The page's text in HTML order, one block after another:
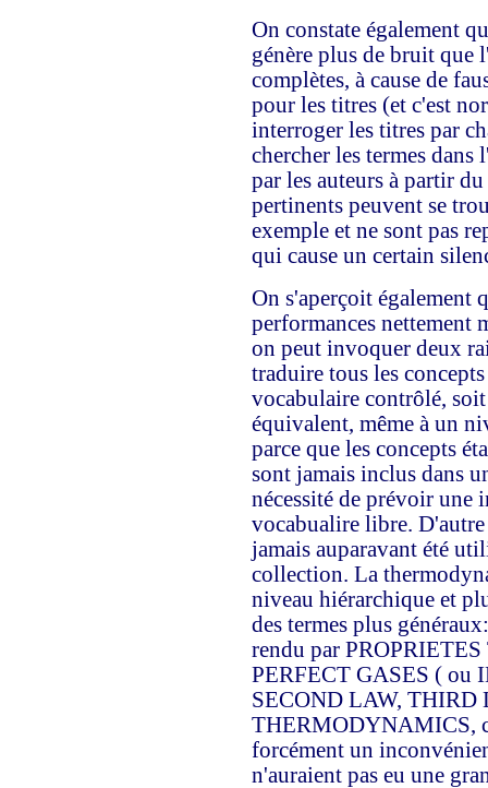
On constate également
génère plus de bruit que
complètes, à cause de
pour les titres (et c'est
interroger les titres par
chercher les termes
par les auteurs à partir
pertinents peuvent se
exemple et ne sont pas
qui cause un certain
On s'aperçoit également
performances nettement
on peut invoquer deux
traduire tous les
vocabulaire contrôlé,
équivalent, même à un
parce que les concepts
sont jamais inclus dans
nécessité de prévoir une
vocabualire libre.
jamais auparavant été
collection. La
niveau hiérarchique et
des termes plus
rendu par
PERFECT GASES ( ou
SECOND LAW, THIRD
THERMODYNAMICS,
forcément un
n'auraient pas eu une